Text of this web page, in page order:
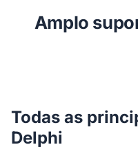
Amplo
Todas as
Delphi